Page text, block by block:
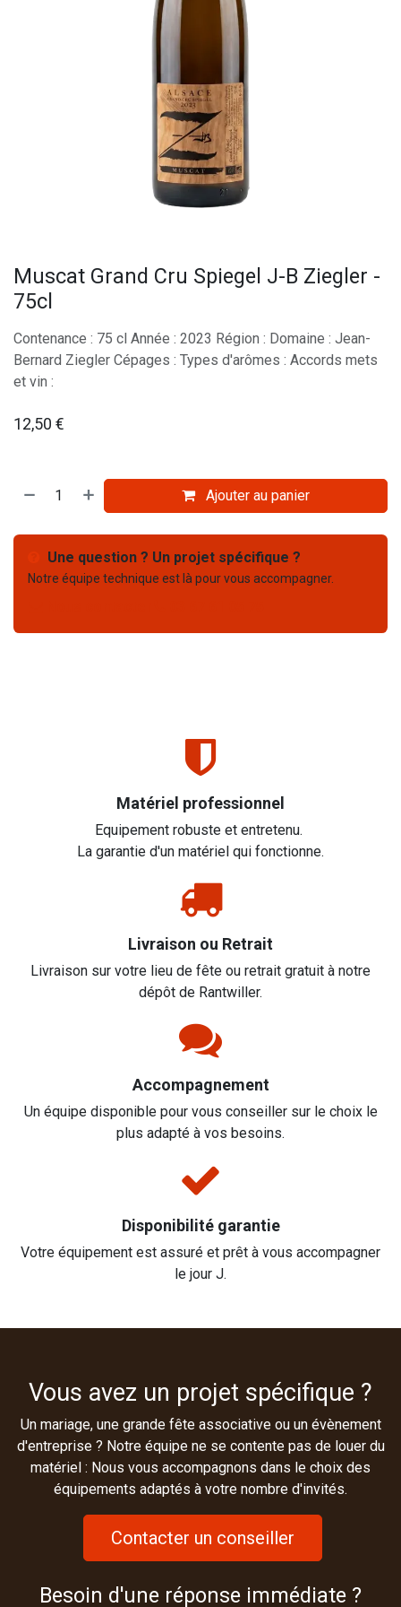
Muscat Grand Cru Spiegel J-B Ziegler -
75cl
Contenance : 75 cl Année : 2023 Région : Domaine : Jean-
Bernard Ziegler Cépages : Types d'arômes : Accords mets
et vin :
12,50 €
Ajouter au panier
Une question ? Un projet spécifique ?
Notre équipe technique est là pour vous accompagner.
Matériel professionnel
Equipement robuste et entretenu.
La garantie d'un matériel qui fonctionne.
Livraison ou Retrait
Livraison sur votre lieu de fête ou retrait gratuit à notre
dépôt de Rantwiller.
Accompagnement
Un équipe disponible pour vous conseiller sur le choix le
plus adapté à vos besoins.
Disponibilité garantie
Votre équipement est assuré et prêt à vous accompagner
le jour J.
Vous avez un projet spécifique ?
Un mariage, une grande fête associative ou un évènement
d'entreprise ? Notre équipe ne se contente pas de louer du
matériel : Nous vous accompagnons dans le choix des
équipements adaptés à votre nombre d'invités.
Contacter un conseiller
Besoin d'une réponse immédiate ?